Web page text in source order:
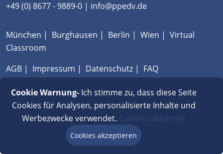
+49 (0) 8677 - 9889-0 | info@ppedv.de
München | Burghausen | Berlin | Wien | Virtual
Classroom
AGB | Impressum | Datenschutz | FAQ
Cookie Warnung-Ich stimme zu, dass diese Seite
Cookies für Analysen, personalisierte Inhalte und
Werbezwecke verwendet. Cookies ablehnen
Cookies akzeptieren